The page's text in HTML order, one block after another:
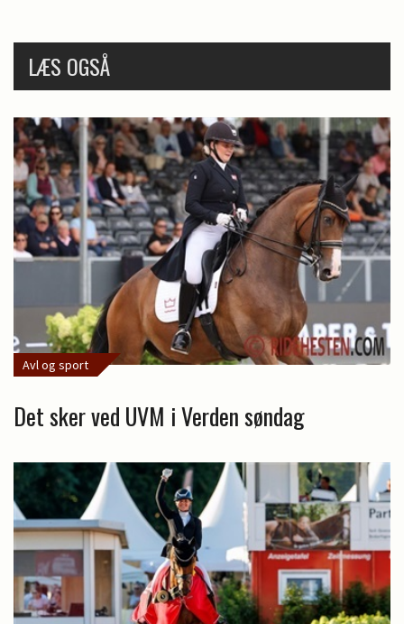
LÆS OGSÅ
Avl og sport
Det sker ved UVM i Verden søndag